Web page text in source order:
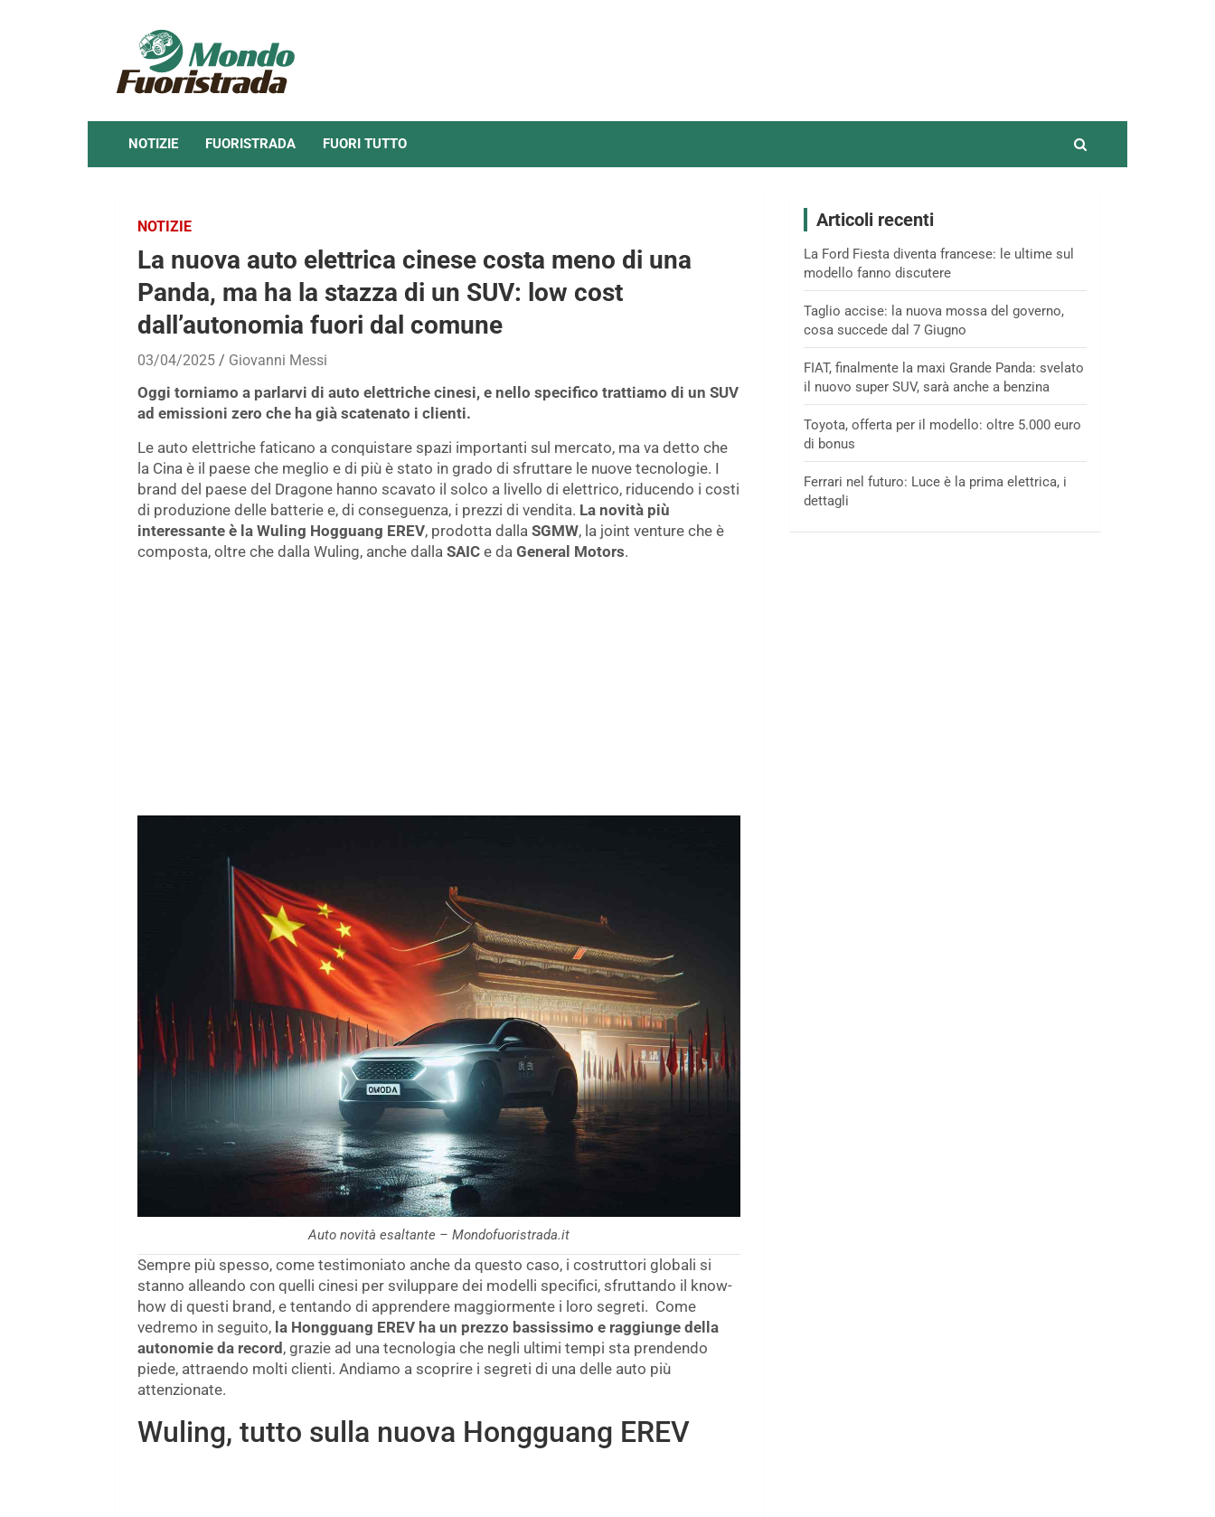
NOTIZIE FUORISTRADA FUORI TUTTO
NOTIZIE
La nuova auto elettrica cinese costa meno di una
Panda, ma ha la stazza di un SUV: low cost
dall’autonomia fuori dal comune
03/04/2025 Giovanni Messi
Oggi torniamo a parlarvi di auto elettriche cinesi, e nello specifico trattiamo di un SUV
ad emissioni zero che ha già scatenato i clienti.
Le auto elettriche faticano a conquistare spazi importanti sul mercato, ma va detto che
la Cina è il paese che meglio e di più è stato in grado di sfruttare le nuove tecnologie. I
brand del paese del Dragone hanno scavato il solco a livello di elettrico, riducendo i costi
di produzione delle batterie e, di conseguenza, i prezzi di vendita. La novità più
interessante è la Wuling Hogguang EREV, prodotta dalla SGMW, la joint venture che è
composta, oltre che dalla Wuling, anche dalla SAIC e da General Motors.
Auto novità esaltante – Mondofuoristrada.it
Sempre più spesso, come testimoniato anche da questo caso, i costruttori globali si
stanno alleando con quelli cinesi per sviluppare dei modelli specifici, sfruttando il know-
how di questi brand, e tentando di apprendere maggiormente i loro segreti. Come
vedremo in seguito, la Hongguang EREV ha un prezzo bassissimo e raggiunge della
autonomie da record , grazie ad una tecnologia che negli ultimi tempi sta prendendo
piede, attraendo molti clienti. Andiamo a scoprire i segreti di una delle auto più
attenzionate.
Wuling, tutto sulla nuova Hongguang EREV
Articoli recenti
La Ford Fiesta diventa francese: le ultime sul
modello fanno discutere
Taglio accise: la nuova mossa del governo,
cosa succede dal 7 Giugno
FIAT, finalmente la maxi Grande Panda: svelato
il nuovo super SUV, sarà anche a benzina
Toyota, offerta per il modello: oltre 5.000 euro
di bonus
Ferrari nel futuro: Luce è la prima elettrica, i
dettagli